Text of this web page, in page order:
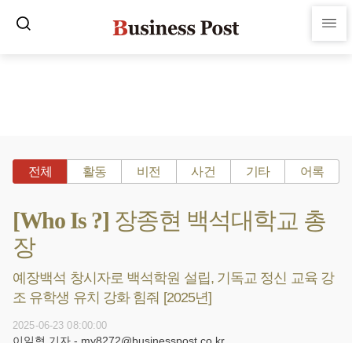
전체 활동 비전 사건 기타 어록
[Who Is ?] 장종현 백석대학교 총
장
예장백석 창시자로 백석학원 설립, 기독교 정신 교육 강
조 유학생 유치 강화 힘줘 [2025년]
2025-06-23 08:00:00